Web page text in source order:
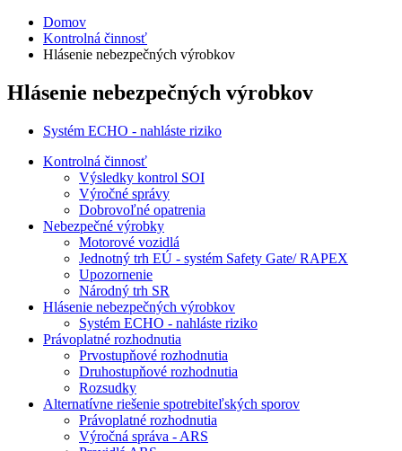
Domov
Kontrolná činnosť
Hlásenie nebezpečných výrobkov
Hlásenie nebezpečných výrobkov
Systém ECHO - nahláste riziko
Kontrolná činnosť
Výsledky kontrol SOI
Výročné správy
Dobrovoľné opatrenia
Nebezpečné výrobky
Motorové vozidlá
Jednotný trh EÚ - systém Safety Gate/ RAPEX
Upozornenie
Národný trh SR
Hlásenie nebezpečných výrobkov
Systém ECHO - nahláste riziko
Právoplatné rozhodnutia
Prvostupňové rozhodnutia
Druhostupňové rozhodnutia
Rozsudky
Alternatívne riešenie spotrebiteľských sporov
Právoplatné rozhodnutia
Výročná správa - ARS